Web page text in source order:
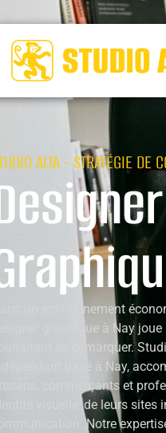
ALTA - STRATÉGIE DE
un environnement
graphique à Nay
se démarquer.
basé à Nay,
commerçants et
visuelle, de leurs
Notre